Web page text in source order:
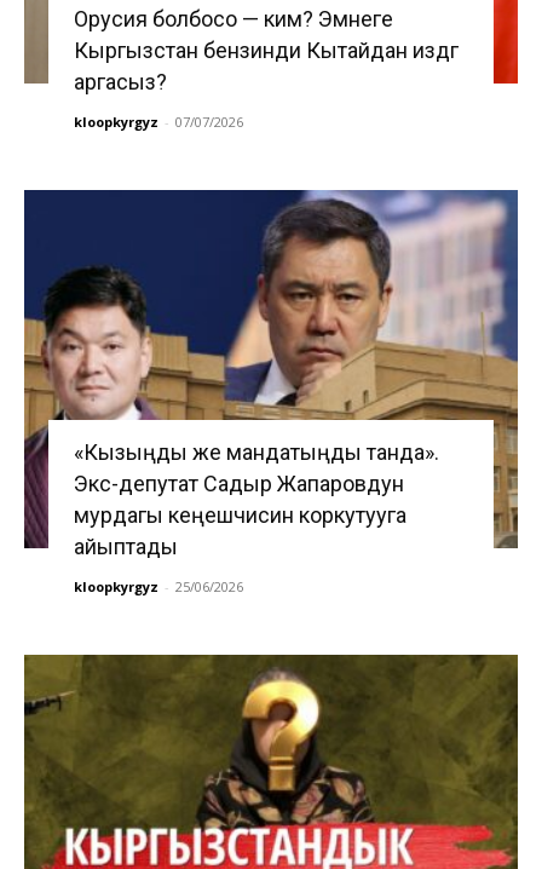
Орусия болбосо — ким? Эмнеге
Кыргызстан бензинди Кытайдан издөөгө
аргасыз?
kloopkyrgyz - 07/07/2026
«Кызыңды же мандатыңды танда».
Экс-депутат Садыр Жапаровдун
мурдагы кеңешчисин коркутууга
айыптады
kloopkyrgyz - 25/06/2026